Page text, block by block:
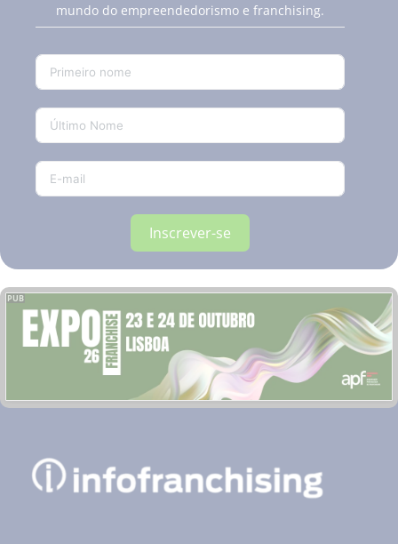
mundo do empreendedorismo e franchising.
Inscrever-se
PUB